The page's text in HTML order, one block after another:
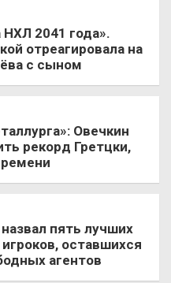
2041 года».
отреагировала на
с сыном
Овечкин
рекорд Гретцки,
пять лучших
оставшихся
агентов